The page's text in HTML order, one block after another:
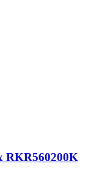
RKR560200K